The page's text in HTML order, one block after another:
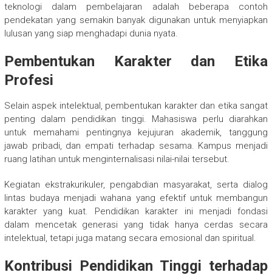
teknologi dalam pembelajaran adalah beberapa contoh
pendekatan yang semakin banyak digunakan untuk menyiapkan
lulusan yang siap menghadapi dunia nyata.
Pembentukan Karakter dan Etika
Profesi
Selain aspek intelektual, pembentukan karakter dan etika sangat
penting dalam pendidikan tinggi. Mahasiswa perlu diarahkan
untuk memahami pentingnya kejujuran akademik, tanggung
jawab pribadi, dan empati terhadap sesama. Kampus menjadi
ruang latihan untuk menginternalisasi nilai-nilai tersebut.
Kegiatan ekstrakurikuler, pengabdian masyarakat, serta dialog
lintas budaya menjadi wahana yang efektif untuk membangun
karakter yang kuat. Pendidikan karakter ini menjadi fondasi
dalam mencetak generasi yang tidak hanya cerdas secara
intelektual, tetapi juga matang secara emosional dan spiritual.
Kontribusi Pendidikan Tinggi terhadap